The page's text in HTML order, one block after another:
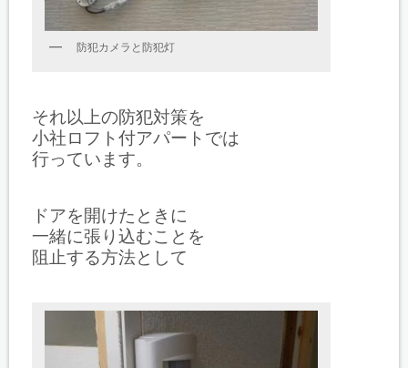
防犯カメラと防犯灯
それ以上の防犯対策を
小社ロフト付アパートでは
行っています。
ドアを開けたときに
一緒に張り込むことを
阻止する方法として